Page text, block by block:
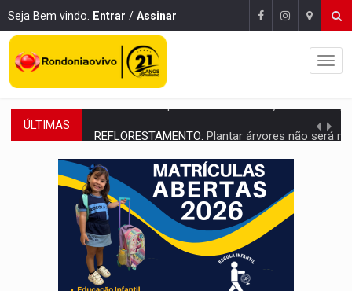
Seja Bem vindo. Entrar / Assinar
ÚLTIMAS Plantar árvores não será mais suficiente para
OVNIS NA LUA:Cientistas alertam para possível base secreta no satélite
ACABOU COM PEUGEOT:Incêndio destrói carro que era rebocado para oficina
VÍDEO: Ladrão é filmado furtando moto na frente do bar
BOLSAS DE PESQUISA: Iniciativa Amazônia+10 lança chamada para fortalecer
MATERIAL: Brasil tem grandes reservas de urânio, mas produz pouco e